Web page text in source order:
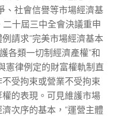
、社會信譽等市場經濟基
十屆三中全會決議重申
請求“完美市場經濟基本
各類一切制經濟產權”和
憲律例定的財富權軌制直
受拘束或營業不受拘束
的表現。可見維護市場
次序的基本，“運營主體